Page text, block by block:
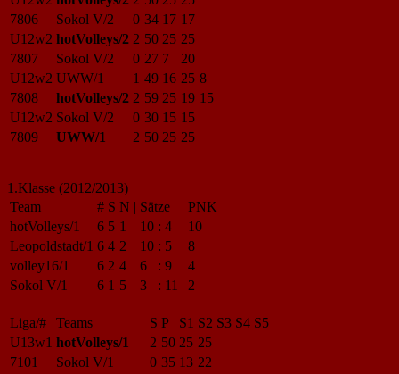
7806
Sokol V/2 0 34 17 17
U12w2 hotVolleys/2 2 50 25 25
7807
Sokol V/2 0 27 7
20
U12w2 UWW/1 1 49 16 25 8
7808
hotVolleys/2 2 59 25 19 15
U12w2 Sokol V/2 0 30 15 15
7809
UWW/1 2 50 25 25
1.Klasse (2012/2013)
Team
# S N | Sätze | PNK
hotVolleys/1
6 5 1 10 : 4
10
Leopoldstadt/1 6 4 2 10 : 5
8
volley16/1
6 2 4 6 : 9
4
Sokol V/1
6 1 5 3 : 11 2
Liga/# Teams S P S1 S2 S3 S4 S5
U13w1 hotVolleys/1 2 50 25 25
7101
Sokol V/1 0 35 13 22